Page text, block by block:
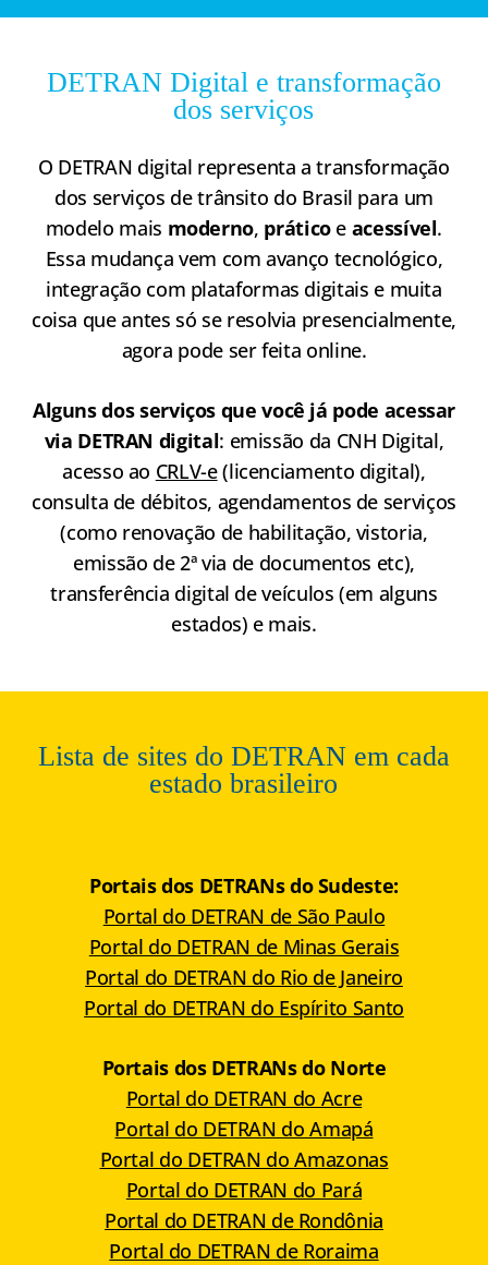
DETRAN Digital e transformação
dos serviços
O DETRAN digital representa a transformação
dos serviços de trânsito do Brasil para um
modelo mais moderno, práticoe acessível.
Essa mudança vem com avanço tecnológico,
integração com plataformas digitais e muita
coisa que antes só se resolvia presencialmente,
agora pode ser feita online.
Alguns dos serviços que você já pode acessar
via DETRAN digital: emissão da CNH Digital,
acesso ao CRLV-e(licenciamento digital),
consulta de débitos, agendamentos de serviços
(como renovação de habilitação, vistoria,
emissão de 2ª via de documentos etc),
transferência digital de veículos (em alguns
estados) e mais.
Lista de sites do DETRAN em cada
estado brasileiro
Portais dos DETRANs do Sudeste:
Portal do DETRAN de São Paulo
Portal do DETRAN de Minas Gerais
Portal do DETRAN do Rio de Janeiro
Portal do DETRAN do Espírito Santo
Portais dos DETRANs do Norte
Portal do DETRAN do Acre
Portal do DETRAN do Amapá
Portal do DETRAN do Amazonas
Portal do DETRAN do Pará
Portal do DETRAN de Rondônia
Portal do DETRAN de Roraima